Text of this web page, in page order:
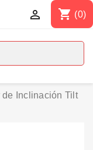
shopping_cart (0)

de Inclinación Tilt